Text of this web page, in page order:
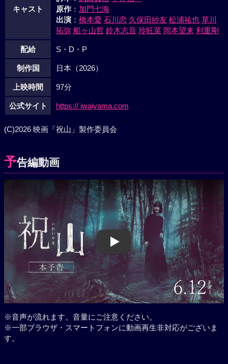
キャスト
原作： 加門七海
出演： 橋本愛 石川恋 久保田紗友 松浦祐也 草川
拓弥 船ヶ山哲 鈴木志音 玲旺菜 岡本望来 利重剛
配給 S・D・P
制作国 日本（2026）
上映時間 97分
公式サイト https:// iwaiyama.com
(C)2026 映画「祝山」製作委員会
予告編動画
Play
※音声が流れます。音量にご注意ください。
※一部ブラウザ・スマートフォンに動画再生非対応がございま
す。